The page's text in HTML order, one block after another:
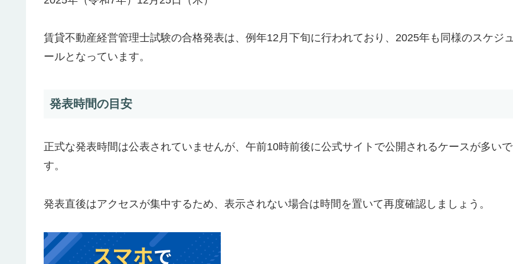
賃貸不動産経営管理士試験の合格発表は、例年12月下旬に行われており、2025年も同様のスケジュ
ールとなっています。
発表時間の目安
正式な発表時間は公表されていませんが、午前10時前後に公式サイトで公開されるケースが多いで
す。
発表直後はアクセスが集中するため、表示されない場合は時間を置いて再度確認しましょう。